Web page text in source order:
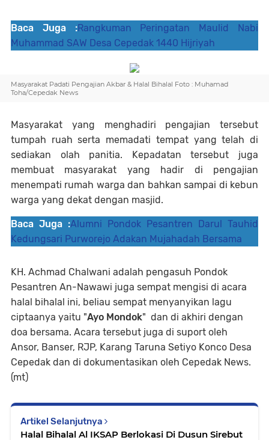
Baca Juga :Rangkuman Peringatan Maulid Nabi
Muhammad SAW Desa Cepedak 1440 Hijriyah
Masyarakat Padati Pengajian Akbar & Halal Bihalal Foto : Muhamad
Toha/Cepedak News
Masyarakat yang menghadiri pengajian tersebut
tumpah ruah serta memadati tempat yang telah di
sediakan olah panitia. Kepadatan tersebut juga
membuat masyarakat yang hadir di pengajian
menempati rumah warga dan bahkan sampai di kebun
warga yang dekat dengan masjid.
Baca Juga :Alumni Pondok Pesantren Darul Tauhid
Kedungsari Purworejo Adakan Mujahadah Bersama
KH. Achmad Chalwani adalah pengasuh Pondok
Pesantren An-Nawawi juga sempat mengisi di acara
halal bihalal ini, beliau sempat menyanyikan lagu
ciptaanya yaitu "Ayo Mondok" dan di akhiri dengan
doa bersama. Acara tersebut juga di suport oleh
Ansor, Banser, RJP, Karang Taruna Setiyo Konco Desa
Cepedak dan di dokumentasikan oleh Cepedak News.
(mt)
Artikel Selanjutnya
Halal Bihalal Al IKSAP Berlokasi Di Dusun Sirebut